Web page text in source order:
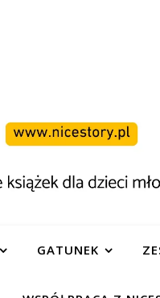
GATUNEK